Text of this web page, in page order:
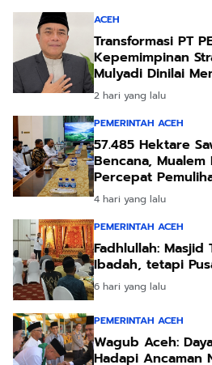
ACEH
Transformasi PT
Kepemimpinan
Mulyadi Dinilai
2 hari yang lalu
PEMERINTAH ACEH
57.485 Hektare
Bencana,
Percepat
4 hari yang lalu
PEMERINTAH ACEH
Fadhlullah: Masjid
Ibadah, tetapi
6 hari yang lalu
PEMERINTAH ACEH
Wagub Aceh:
Hadapi Ancaman